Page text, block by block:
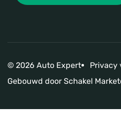
© 2026 Auto Expert
Privacy
Gebouwd door Schakel